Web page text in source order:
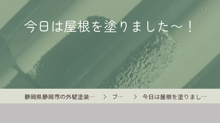
今日は屋根を塗りました〜！
静岡県静岡市の外壁塗装はMyC ブログ 今日は屋根を塗りました〜！